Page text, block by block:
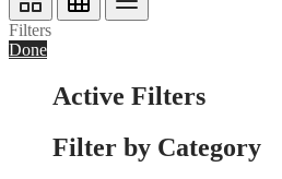
Filters
Done
Active Filters
Filter by Category